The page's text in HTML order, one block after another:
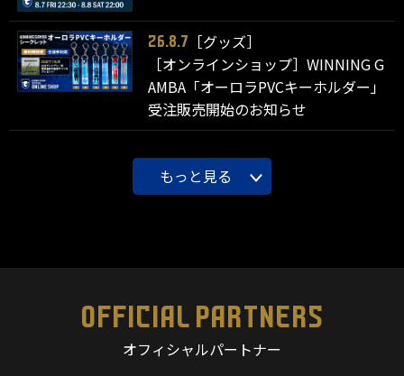
26.8.7
［グッズ］
［オンラインショップ］WINNING G
AMBA「オーロラPVCキーホルダー」
受注販売開始のお知らせ
もっと見る
OFFICIAL PARTNERS
オフィシャルパートナー